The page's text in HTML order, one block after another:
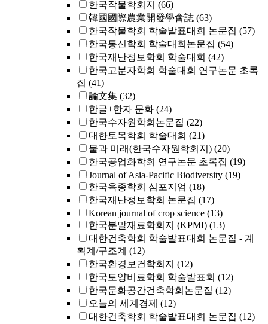
한국작물학회지 (66)
韓國國際農業開發學會誌 (63)
한국작물학회 학술발표대회 논문집 (57)
한국통신학회 학술대회논문집 (54)
한국재난정보학회 학술대회 (42)
한국고분자학회 학술대회 연구논문 초록
집 (41)
論文集 (32)
한글+한자 문화 (24)
한국수자원학회논문집 (22)
대한토목학회 학술대회 (21)
물과 미래(한국수자원학회지) (20)
한국공업화학회 연구논문 초록집 (19)
Journal of Asia-Pacific Biodiversity (19)
한국육종학회 심포지엄 (18)
한국재난정보학회 논문집 (17)
Korean journal of crop science (13)
한국분말재료학회지 (KPMI) (13)
대한건축학회 학술발표대회 논문집 - 계
획계/구조계 (12)
한국환경보건학회지 (12)
한국토양비료학회 학술발표회 (12)
한국문화공간건축학회논문집 (12)
오늘의 세계경제 (12)
대한건축학회 학술발표대회 논문집 (12)